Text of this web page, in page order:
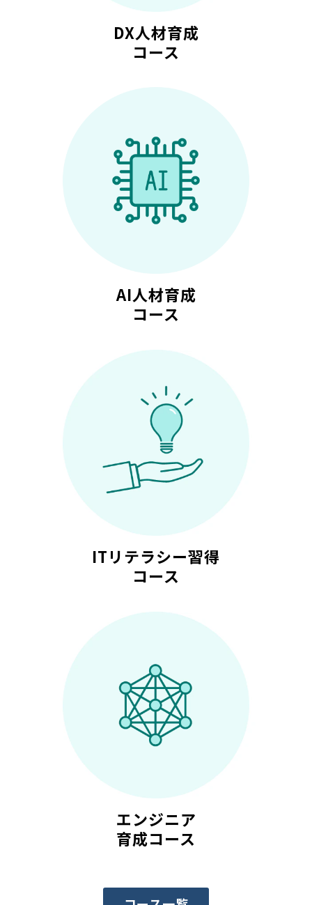
DX人材育成
コース
AI人材育成
コース
ITリテラシー習得
コース
エンジニア
育成コース